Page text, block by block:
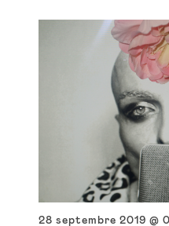
28 septembre 2019 @